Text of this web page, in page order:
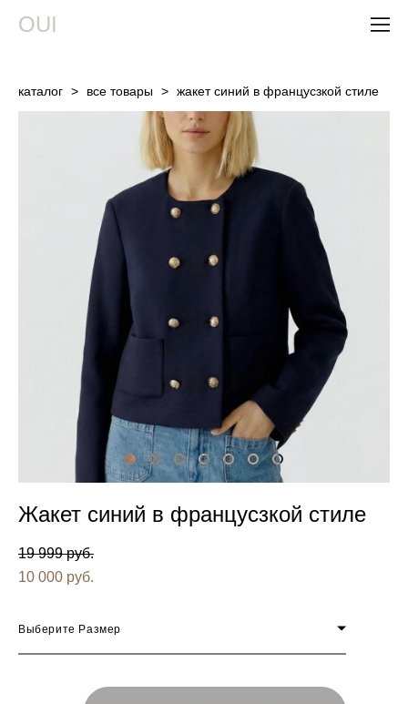
OUI
каталог > все товары > жакет синий в францусзкой стиле
Жакет синий в францусзкой стиле
19 999 pуб.
10 000 pуб.
Выберите Размер